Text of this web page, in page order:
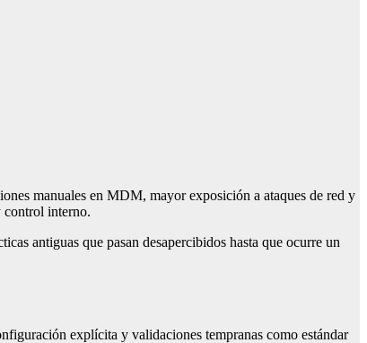
manuales en MDM, mayor exposición a ataques de red y
control interno.
antiguas que pasan desapercibidos hasta que ocurre un
explícita y validaciones tempranas como estándar